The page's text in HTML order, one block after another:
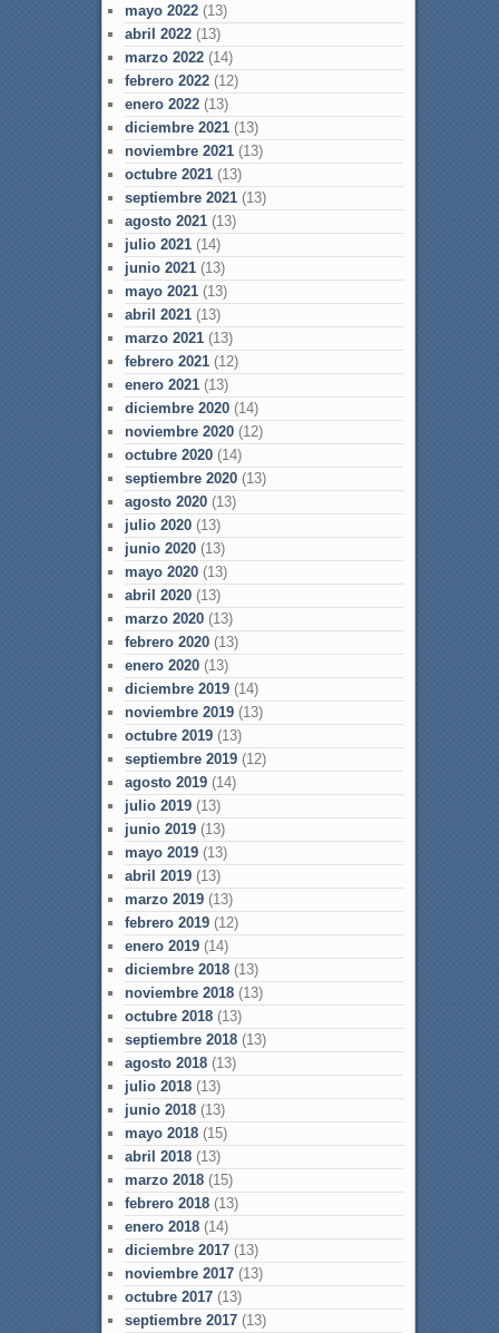
mayo 2022(13)
abril 2022(13)
marzo 2022(14)
febrero 2022(12)
enero 2022(13)
diciembre 2021(13)
noviembre 2021(13)
octubre 2021(13)
septiembre 2021(13)
agosto 2021(13)
julio 2021(14)
junio 2021(13)
mayo 2021(13)
abril 2021(13)
marzo 2021(13)
febrero 2021(12)
enero 2021(13)
diciembre 2020(14)
noviembre 2020(12)
octubre 2020(14)
septiembre 2020(13)
agosto 2020(13)
julio 2020(13)
junio 2020(13)
mayo 2020(13)
abril 2020(13)
marzo 2020(13)
febrero 2020(13)
enero 2020(13)
diciembre 2019(14)
noviembre 2019(13)
octubre 2019(13)
septiembre 2019(12)
agosto 2019(14)
julio 2019(13)
junio 2019(13)
mayo 2019(13)
abril 2019(13)
marzo 2019(13)
febrero 2019(12)
enero 2019(14)
diciembre 2018(13)
noviembre 2018(13)
octubre 2018(13)
septiembre 2018(13)
agosto 2018(13)
julio 2018(13)
junio 2018(13)
mayo 2018(15)
abril 2018(13)
marzo 2018(15)
febrero 2018(13)
enero 2018(14)
diciembre 2017(13)
noviembre 2017(13)
octubre 2017(13)
septiembre 2017(13)